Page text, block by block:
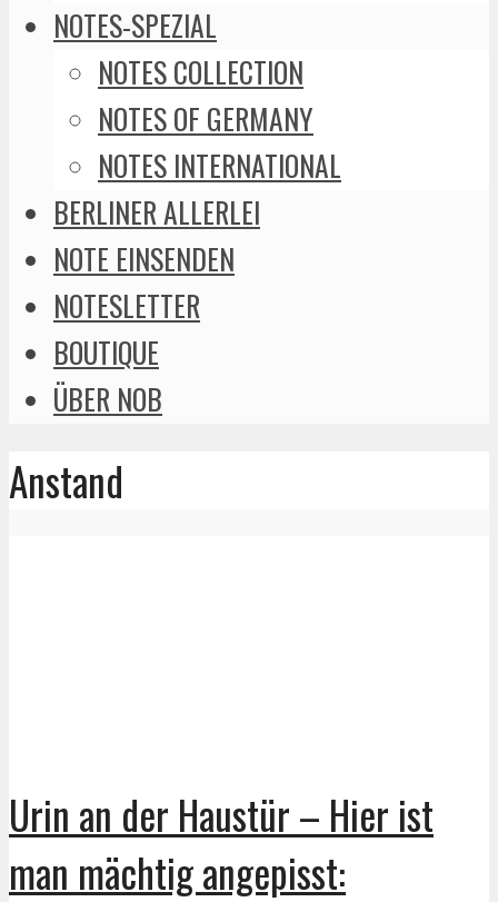
NOTES-SPEZIAL
NOTES COLLECTION
NOTES OF GERMANY
NOTES INTERNATIONAL
BERLINER ALLERLEI
NOTE EINSENDEN
NOTESLETTER
BOUTIQUE
ÜBER NOB
Anstand
Urin an der Haustür – Hier ist
man mächtig angepisst: